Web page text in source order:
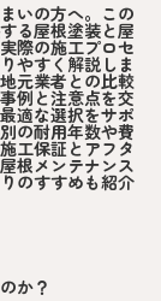
いの方へ。この
る屋根塗装と屋
際の施工プロセ
やすく解説しま
元業者との比較
例と注意点を交
適な選択をサポ
の耐用年数や費
工保証とアフタ
根メンテナンス
のすすめも紹介
か？